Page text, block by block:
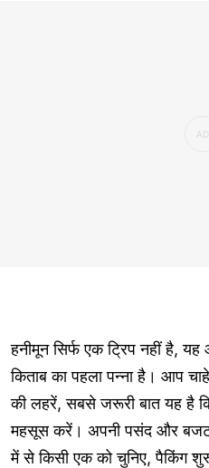
हनीमून सिर्फ एक ट्रिप नहीं है, यह
किताब का पहला पन्ना है। आप
की लहरें, सबसे जरूरी बात यह है
महसूस करें। अपनी पसंद और
में से किसी एक को चुनिए, पैकिंग